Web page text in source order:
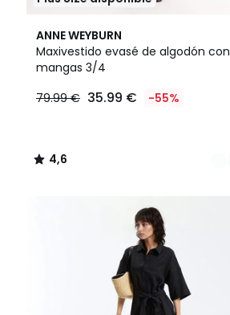
ANNE WEYBURN
Maxivestido evasé de algodón con
mangas 3/4
€
79.99
79.99 € 35.99 € -55%
4,6
/ 5
2
Colores
4,6
/